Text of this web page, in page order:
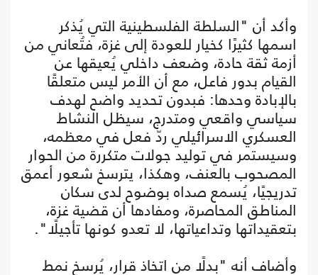
وأكد أن "السلطة الفلسطينية التي يُذكر
اسمها كثيرًا كخيار للعودة إلى غزة، فتُعاني من
أزمة ثقة حادة، وضعف داخلي يُعيقها عن
القيام بدور فاعل، مع أن الأمر ليس متعلقًا
بالإبادة وحدها: فبدون تحديد واضح لهدف
سياسي واقعي ومتدرج، سيظل النشاط
العسكري الاسرائيلي ردّ فعل في معظمه،
وسيستمر في توليد جولات متكررة من الحوار
المصحوب بالعنف، وهكذا، يترسخ شعور أعمق
تدريجيًا، يُسمع صداه بوضوح لدى سكان
المناطق المحاصرة، ومفادها أن قضية غزة،
بتعقيداتها وتداعياتها، لا تعدو كونها تأجيلًا".
وأضاف أنه "بدلًا من اتخاذ قرار، يُرسخ نمط